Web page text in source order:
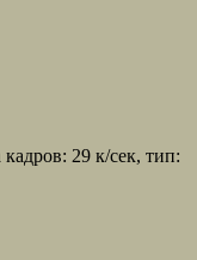
29 к/сек, тип: